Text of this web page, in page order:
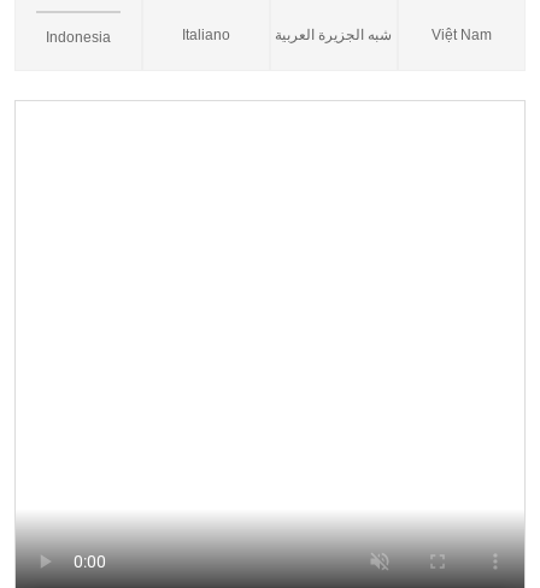
Indonesia Italiano شبه الجزيرة العربية Việt Nam